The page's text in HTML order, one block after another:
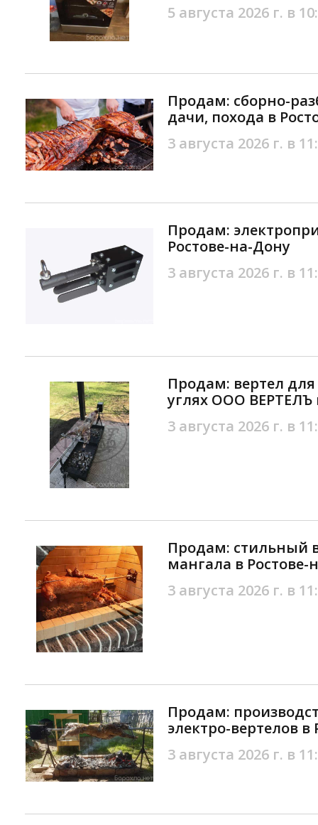
5 августа 2026 г. в
Продам: сборно-
дачи, похода в
3 августа 2026 г. в
Продам:
Ростове-на-Дону
3 августа 2026 г. в
Продам: вертел
углях ООО ВЕРТЕЛЪ
3 августа 2026 г. в
Продам: стильный
мангала в Ростове-
3 августа 2026 г. в
Продам:
электро-вертелов
3 августа 2026 г. в